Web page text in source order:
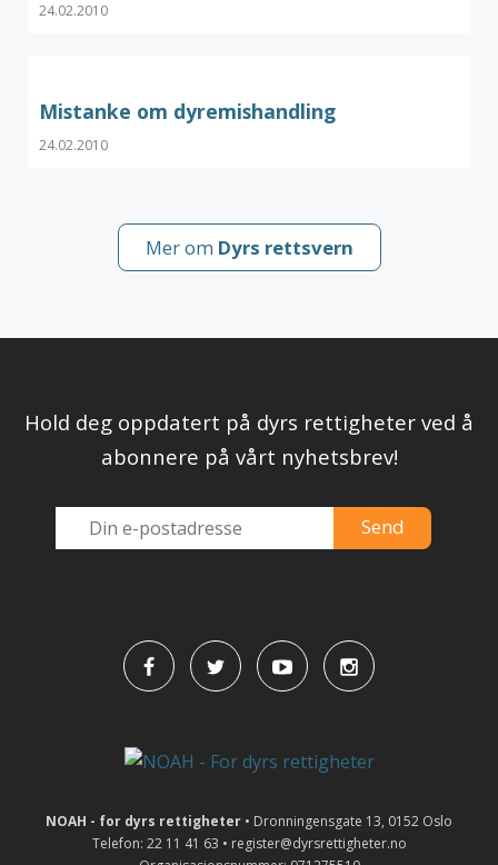
24.02.2010
Mistanke om dyremishandling
24.02.2010
Mer om Dyrs rettsvern
Hold deg oppdatert på dyrs rettigheter ved å
abonnere på vårt nyhetsbrev!
NOAH - for dyrs rettigheter • Dronningensgate 13, 0152 Oslo
Telefon: 22 11 41 63 • register@dyrsrettigheter.no